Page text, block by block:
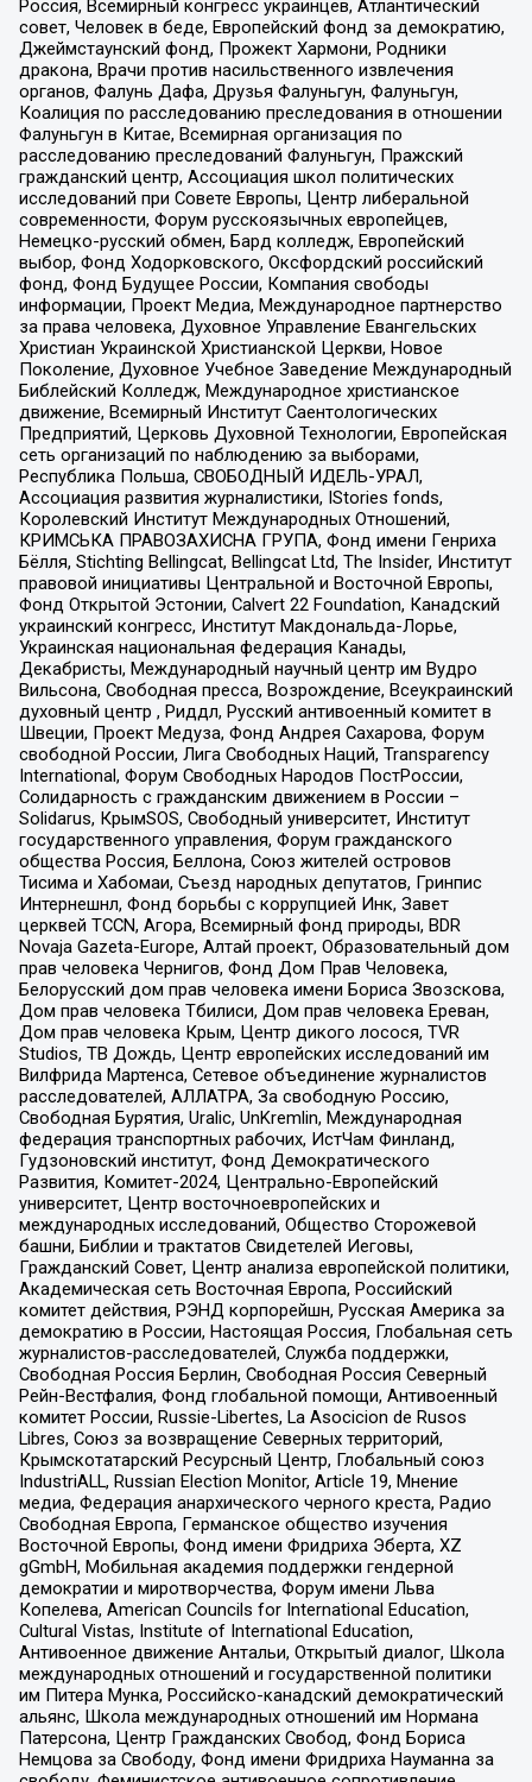
Россия, Всемирный конгресс украинцев, Атлантический
совет, Человек в беде, Европейский фонд за демократию,
Джеймстаунский фонд, Прожект Хармони, Родники
дракона, Врачи против насильственного извлечения
органов, Фалунь Дафа, Друзья Фалуньгун, Фалуньгун,
Коалиция по расследованию преследования в отношении
Фалуньгун в Китае, Всемирная организация по
расследованию преследований Фалуньгун, Пражский
гражданский центр, Ассоциация школ политических
исследований при Совете Европы, Центр либеральной
современности, Форум русскоязычных европейцев,
Немецко-русский обмен, Бард колледж, Европейский
выбор, Фонд Ходорковского, Оксфордский российский
фонд, Фонд Будущее России, Компания свободы
информации, Проект Медиа, Международное партнерство
за права человека, Духовное Управление Евангельских
Христиан Украинской Христианской Церкви, Новое
Поколение, Духовное Учебное Заведение Международный
Библейский Колледж, Международное христианское
движение, Всемирный Институт Саентологических
Предприятий, Церковь Духовной Технологии, Европейская
сеть организаций по наблюдению за выборами,
Республика Польша, СВОБОДНЫЙ ИДЕЛЬ-УРАЛ,
Ассоциация развития журналистики, IStories fonds,
Королевский Институт Международных Отношений,
КРИМСЬКА ПРАВОЗАХИСНА ГРУПА, Фонд имени Генриха
Бёлля, Stichting Bellingcat, Bellingcat Ltd, The Insider, Институт
правовой инициативы Центральной и Восточной Европы,
Фонд Открытой Эстонии, Calvert 22 Foundation, Канадский
украинский конгресс, Институт Макдональда-Лорье,
Украинская национальная федерация Канады,
Декабристы, Международный научный центр им Вудро
Вильсона, Свободная пресса, Возрождение, Всеукраинский
духовный центр , Риддл, Русский антивоенный комитет в
Швеции, Проект Медуза, Фонд Андрея Сахарова, Форум
свободной России, Лига Свободных Наций, Transparеncy
International, Форум Свободных Народов ПостРоссии,
Солидарность с гражданским движением в России –
Solidarus, КрымSOS, Свободный университет, Институт
государственного управления, Форум гражданского
общества Россия, Беллона, Союз жителей островов
Тисима и Хабомаи, Съезд народных депутатов, Гринпис
Интернешнл, Фонд борьбы с коррупцией Инк, Завет
церквей TCCN, Агора, Всемирный фонд природы, BDR
Novaja Gazeta-Europe, Алтай проект, Образовательный дом
прав человека Чернигов, Фонд Дом Прав Человека,
Белорусский дом прав человека имени Бориса Звозскова,
Дом прав человека Тбилиси, Дом прав человека Ереван,
Дом прав человека Крым, Центр дикого лосося, TVR
Studios, ТВ Дождь, Центр европейских исследований им
Вилфрида Мартенса, Сетевое объединение журналистов
расследователей, АЛЛАТРА, За свободную Россию,
Свободная Бурятия, Uralic, UnKremlin, Международная
федерация транспортных рабочих, ИстЧам Финланд,
Гудзоновский институт, Фонд Демократического
Развития, Комитет-2024, Центрально-Европейский
университет, Центр восточноевропейских и
международных исследований, Общество Сторожевой
башни, Библии и трактатов Свидетелей Иеговы,
Гражданский Совет, Центр анализа европейской политики,
Академическая сеть Восточная Европа, Российский
комитет действия, РЭНД корпорейшн, Русская Америка за
демократию в России, Настоящая Россия, Глобальная сеть
журналистов-расследователей, Служба поддержки,
Свободная Россия Берлин, Свободная Россия Северный
Рейн-Вестфалия, Фонд глобальной помощи, Антивоенный
комитет России, Russie-Libertes, La Asocicion de Rusos
Libres, Союз за возвращение Северных территорий,
Крымскотатарский Ресурсный Центр, Глобальный союз
IndustriALL, Russian Election Monitor, Article 19, Мнение
медиа, Федерация анархического черного креста, Радио
Свободная Европа, Германское общество изучения
Восточной Европы, Фонд имени Фридриха Эберта, XZ
gGmbH, Мобильная академия поддержки гендерной
демократии и миротворчества, Форум имени Льва
Копелева, American Councils for International Education,
Cultural Vistas, Institute of International Education,
Антивоенное движение Антальи, Открытый диалог, Школа
международных отношений и государственной политики
им Питера Мунка, Российско-канадский демократический
альянс, Школа международных отношений им Нормана
Патерсона, Центр Гражданских Свобод, Фонд Бориса
Немцова за Свободу, Фонд имени Фридриха Науманна за